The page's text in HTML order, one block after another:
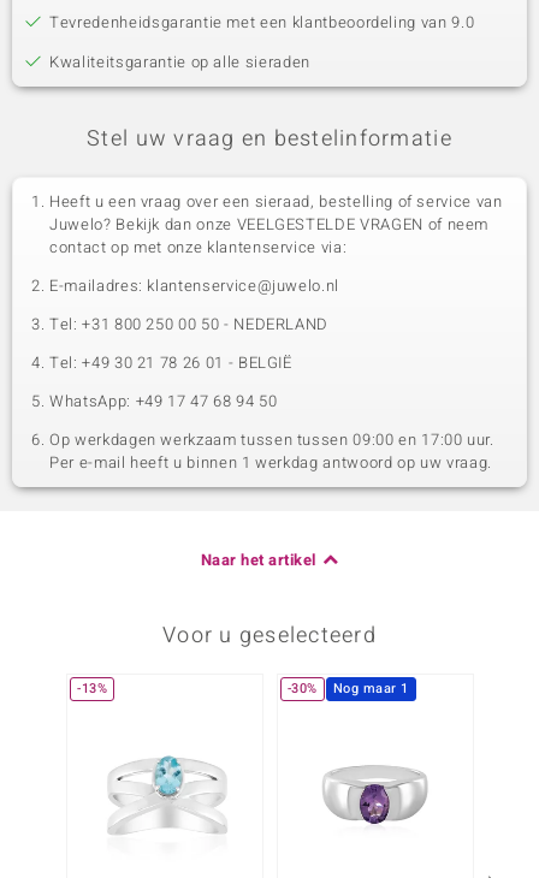
Tevredenheidsgarantie met een klantbeoordeling van 9.0
Kwaliteitsgarantie op alle sieraden
Stel uw vraag en bestelinformatie
Heeft u een vraag over een sieraad, bestelling of service van
Juwelo? Bekijk dan onze VEELGESTELDE VRAGEN of neem
contact op met onze klantenservice via:
E-mailadres: klantenservice@juwelo.nl
Tel: +31 800 250 00 50 - NEDERLAND
Tel: +49 30 21 78 26 01 - BELGIË
WhatsApp: +49 17 47 68 94 50
Op werkdagen werkzaam tussen tussen 09:00 en 17:00 uur.
Per e-mail heeft u binnen 1 werkdag antwoord op uw vraag.
Naar het artikel
Voor u geselecteerd
-13% -30% Nog maar 1